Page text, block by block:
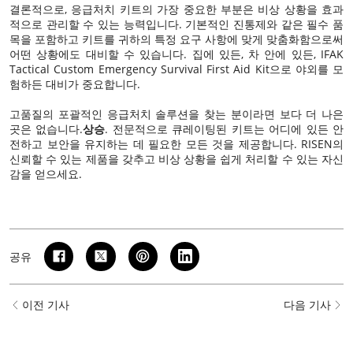
결론적으로, 응급처치 키트의 가장 중요한 부분은 비상 상황을 효과
적으로 관리할 수 있는 능력입니다. 기본적인 진통제와 같은 필수 품
목을 포함하고 키트를 귀하의 특정 요구 사항에 맞게 맞춤화함으로써
어떤 상황에도 대비할 수 있습니다. 집에 있든, 차 안에 있든, IFAK
Tactical Custom Emergency Survival First Aid Kit으로 야외를 모
험하든 대비가 중요합니다.
고품질의 포괄적인 응급처치 솔루션을 찾는 분이라면 보다 더 나은
곳은 없습니다.상승. 전문적으로 큐레이팅된 키트는 어디에 있든 안
전하고 보안을 유지하는 데 필요한 모든 것을 제공합니다. RISEN의
신뢰할 수 있는 제품을 갖추고 비상 상황을 쉽게 처리할 수 있는 자신
감을 얻으세요.
공유
이전 기사 다음 기사